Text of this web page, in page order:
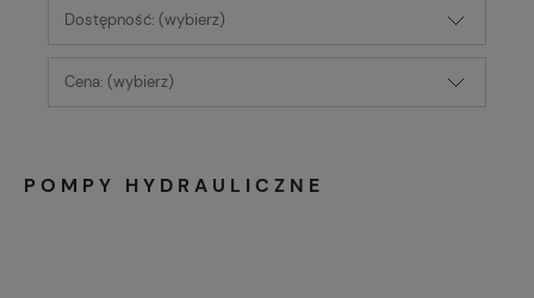
Dostępność: (wybierz)
Cena: (wybierz)
POMPY HYDRAULICZNE